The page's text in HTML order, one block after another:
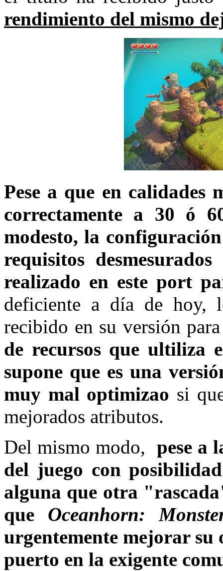
rendimiento del mismo
Pese a que en calidades
correctamente a 30 ó
modesto, la
requisitos
realizado en este port
deficiente a día de hoy,
recibido en su versión
de recursos que ultiliza
supone que es una
muy mal optimizao si
mejorados atributos.
Del mismo modo, pese a
del juego con
alguna que otra
que Oceanhorn:
urgentemente mejorar
puerto en la exigente